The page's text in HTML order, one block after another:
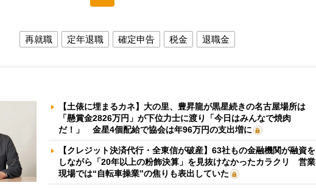
再就職 定年退職 確定申告 税金 退職金
【土俵に埋まるカネ】大の里、豊昇龍が黒星続きの名古屋場所は
「懸賞金2826万円」が下位力士に渡り「今日はみんなで焼肉
だ！」 金星4個配給で協会は年96万円の支出増に
【クレジット決済代行・全東信が破産】63社もの金融機関が融資を
しながら「20年以上の粉飾決算」を見抜けなかったカラクリ 営業
現場では“自転車操業”の焦りも表出していた